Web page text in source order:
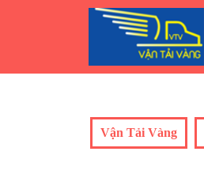
Vận Tải Vàng